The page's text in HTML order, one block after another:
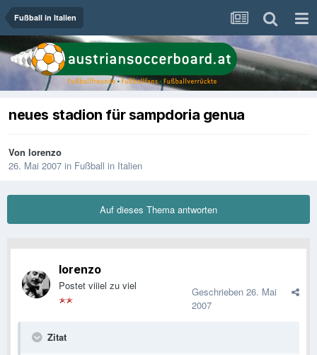
Fußball in Italien
neues stadion für sampdoria genua
Von lorenzo
26. Mai 2007 in Fußball in Italien
Auf dieses Thema antworten
lorenzo
Postet viiiel zu viel Geschrieben 26. Mai
2007
Zitat